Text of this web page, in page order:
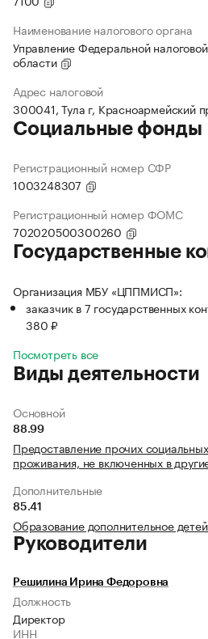
Наименование налогового органа
Управление Федеральной
области
Адрес налоговой
300041, Тула г, Красноармейский
Социальные фонды
Регистрационный номер СФР
1003248307
Регистрационный номер ФОМС
702020500300260
Государственные
Организация МБУ «ЦППМИСП»:
заказчик в 7 государственных
380 ₽
Посмотреть все
Виды деятельности
Основной
88.99
Предоставление прочих
проживания, не включенных в
Дополнительные
85.41
Образование дополнительное
Руководители
Решилина Ирина Федоровна
Должность
Директор
ИНН